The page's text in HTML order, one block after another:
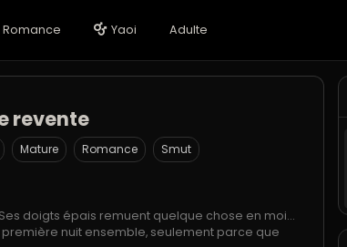
Romance Yaoi Adulte
revente
Mature Romance Smut
doigts épais remuent quelque chose en moi…
nuit ensemble, seulement parce que